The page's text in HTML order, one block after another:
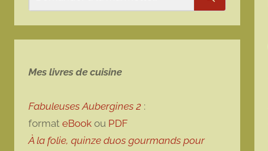
Rechercher
Mes livres de cuisine
Fabuleuses Aubergines 2 :
format eBook ou PDF
À la folie, quinze duos gourmands pour